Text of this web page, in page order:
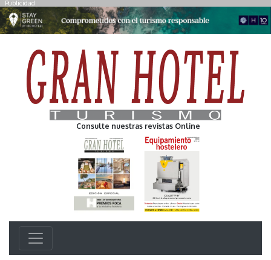
Publicidad
Consulte nuestras revistas Online